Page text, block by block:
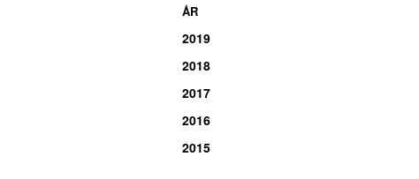
ÅR
2019
2018
2017
2016
2015